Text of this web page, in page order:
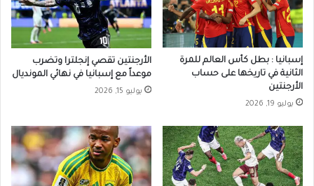
إسبانيا : بطل كأس العالم للمرة
الثانية في تاريخها على حساب
الأرجنتين
يوليو 19, 2026
الأرجنتين تقصي إنجلترا وتضرب
موعداً مع إسبانيا في نهائي المونديال
يوليو 15, 2026